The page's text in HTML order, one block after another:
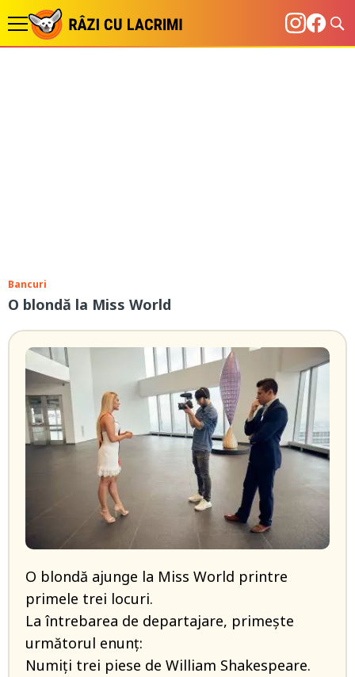
Bancuri
O blondă la Miss World
O blondă ajunge la Miss World printre
primele trei locuri.
La întrebarea de departajare, primeşte
următorul enunţ:
Numiţi trei piese de William Shakespeare.